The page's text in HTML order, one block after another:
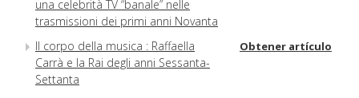
una celebrità TV “banale” nelle
trasmissioni dei primi anni Novanta
Il corpo della musica : Raffaella
Carrà e la Rai degli anni Sessanta-
Settanta
Obtener artículo